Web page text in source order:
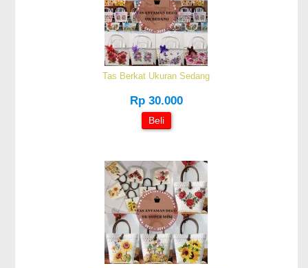
Tas Berkat Ukuran Sedang
Rp 30.000
Beli